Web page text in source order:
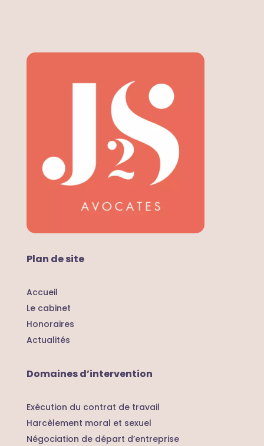
Plan de site
Accueil
Le cabinet
Honoraires
Actualités
Domaines d’intervention
Exécution du contrat de travail
Harcèlement moral et sexuel
Négociation de départ d’entreprise